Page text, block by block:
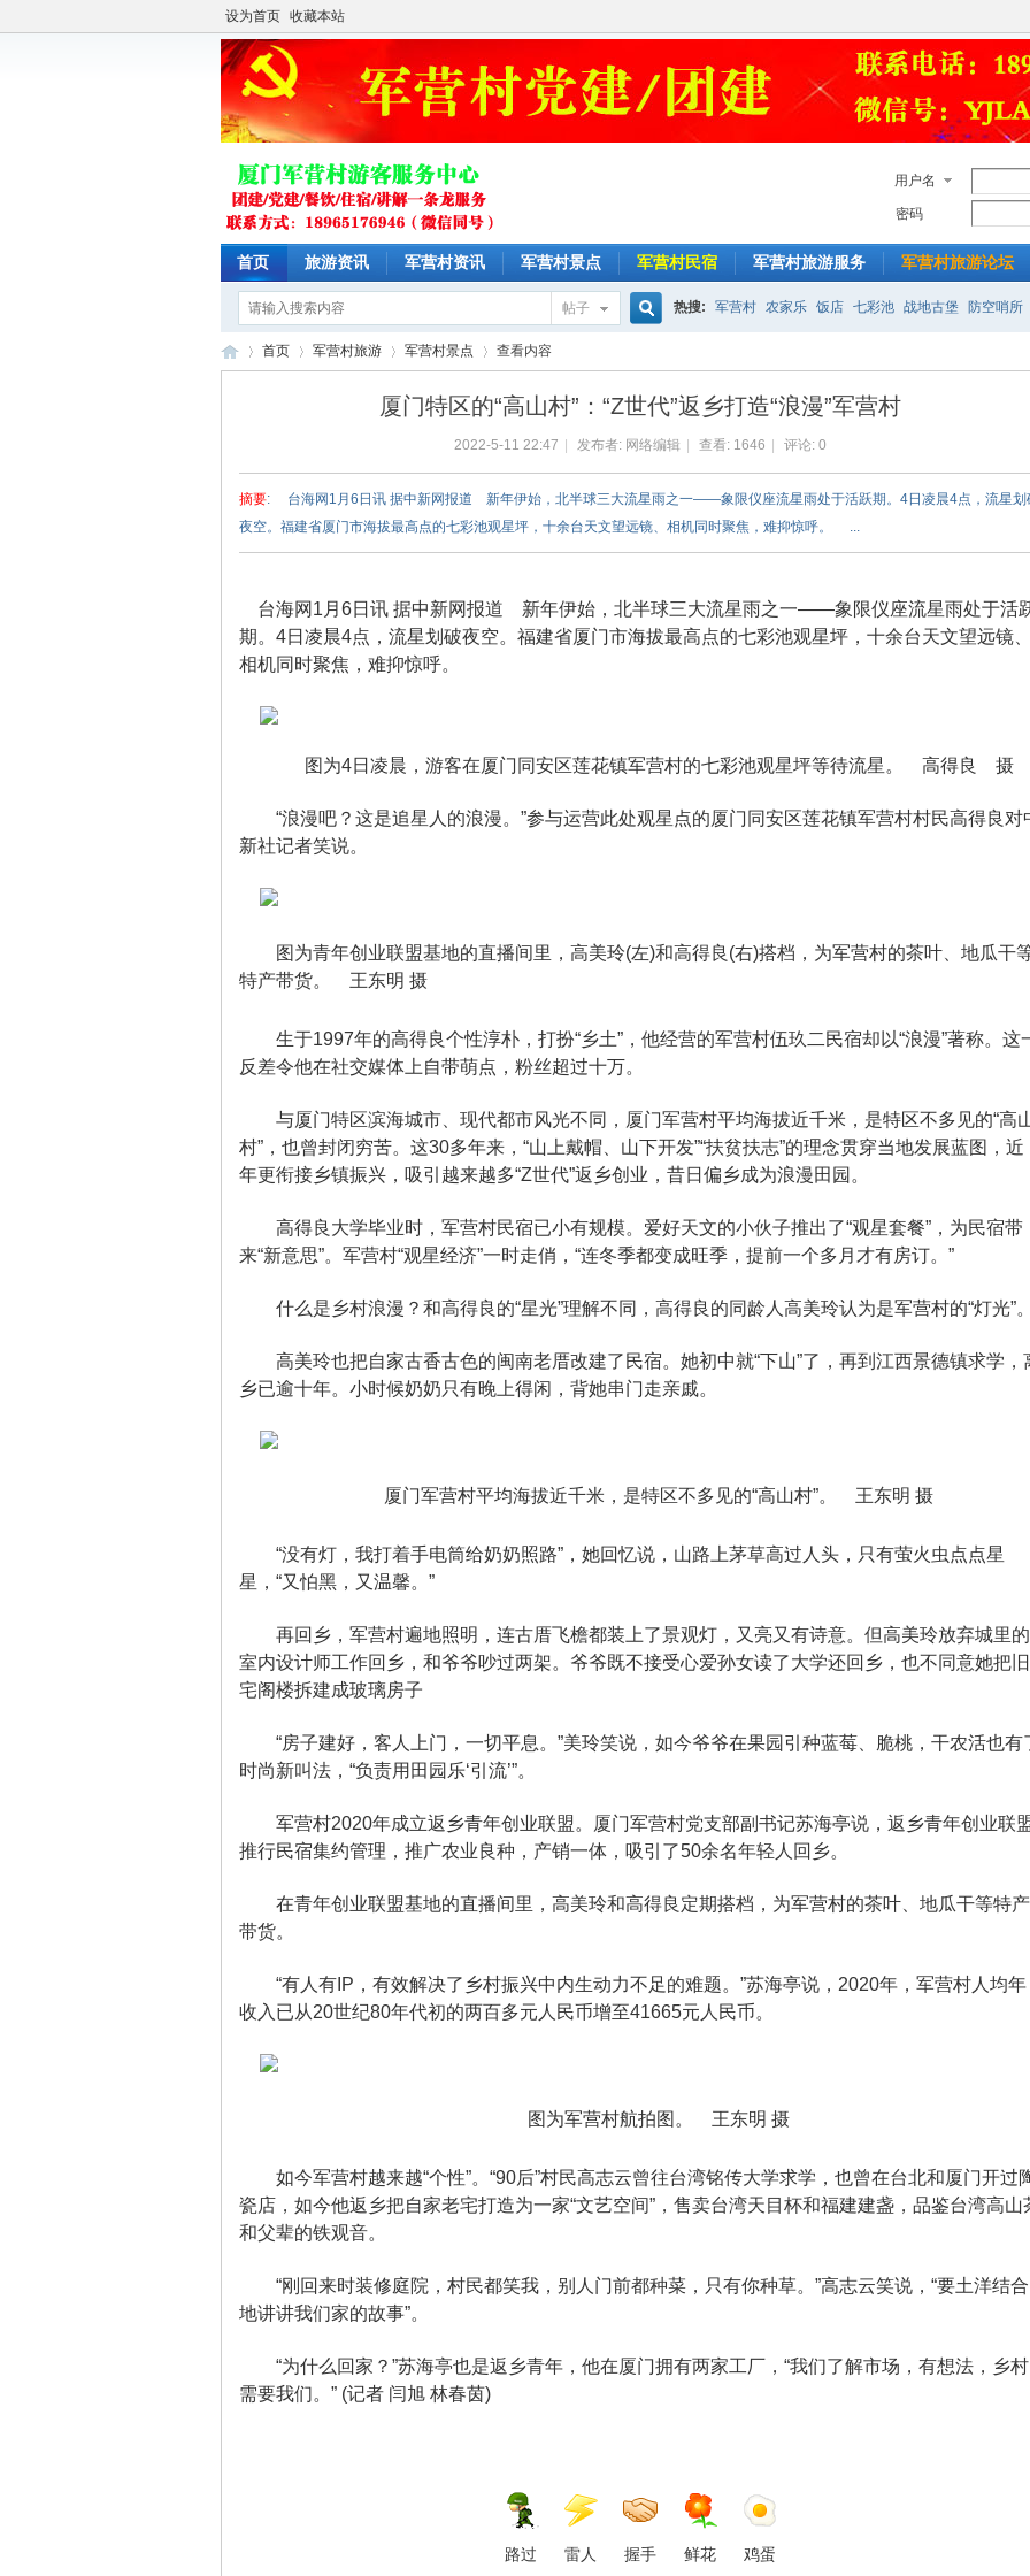
设为首页 收藏本站
用户名
密码
首页 旅游资讯 军营村资讯 军营村景点 军营村民宿 军营村旅游服务 军营村旅游论坛
帖子
索
热搜: 军营村 农家乐 饭店 七彩池 战地古堡 防空哨所
首页 军营村旅游 军营村景点
›
查看内容
厦门特区的“高山村”：“Z世代”返乡打造“浪漫”军营村
2022-5-11 22:47 发布者: 网络编辑 查看: 1646 评论: 0
摘要: 台海网1月6日讯 据中新网报道 新年伊始，北半球三大流星雨之一——象限仪座流星雨处于活跃期。4日凌晨4点，流星划
夜空。福建省厦门市海拔最高点的七彩池观星坪，十余台天文望远镜、相机同时聚焦，难抑惊呼。 ...
台海网1月6日讯 据中新网报道 新年伊始，北半球三大流星雨之一——象限仪座流星雨处于活
期。4日凌晨4点，流星划破夜空。福建省厦门市海拔最高点的七彩池观星坪，十余台天文望远镜
相机同时聚焦，难抑惊呼。
图为4日凌晨，游客在厦门同安区莲花镇军营村的七彩池观星坪等待流星。 高得良 摄
“浪漫吧？这是追星人的浪漫。”参与运营此处观星点的厦门同安区莲花镇军营村村民高得良对
新社记者笑说。
图为青年创业联盟基地的直播间里，高美玲(左)和高得良(右)搭档，为军营村的茶叶、地瓜干
特产带货。 王东明 摄
生于1997年的高得良个性淳朴，打扮“乡土”，他经营的军营村伍玖二民宿却以“浪漫”著称。这
反差令他在社交媒体上自带萌点，粉丝超过十万。
与厦门特区滨海城市、现代都市风光不同，厦门军营村平均海拔近千米，是特区不多见的“高
村”，也曾封闭穷苦。这30多年来，“山上戴帽、山下开发”“扶贫扶志”的理念贯穿当地发展蓝图，近
年更衔接乡镇振兴，吸引越来越多“Z世代”返乡创业，昔日偏乡成为浪漫田园。
高得良大学毕业时，军营村民宿已小有规模。爱好天文的小伙子推出了“观星套餐”，为民宿带
来“新意思”。军营村“观星经济”一时走俏，“连冬季都变成旺季，提前一个多月才有房订。”
什么是乡村浪漫？和高得良的“星光”理解不同，高得良的同龄人高美玲认为是军营村的“灯光”
高美玲也把自家古香古色的闽南老厝改建了民宿。她初中就“下山”了，再到江西景德镇求学，
乡已逾十年。小时候奶奶只有晚上得闲，背她串门走亲戚。
厦门军营村平均海拔近千米，是特区不多见的“高山村”。 王东明 摄
“没有灯，我打着手电筒给奶奶照路”，她回忆说，山路上茅草高过人头，只有萤火虫点点星
星，“又怕黑，又温馨。”
再回乡，军营村遍地照明，连古厝飞檐都装上了景观灯，又亮又有诗意。但高美玲放弃城里的
室内设计师工作回乡，和爷爷吵过两架。爷爷既不接受心爱孙女读了大学还回乡，也不同意她把旧
宅阁楼拆建成玻璃房子
“房子建好，客人上门，一切平息。”美玲笑说，如今爷爷在果园引种蓝莓、脆桃，干农活也有
时尚新叫法，“负责用田园乐‘引流’”。
军营村2020年成立返乡青年创业联盟。厦门军营村党支部副书记苏海亭说，返乡青年创业联
推行民宿集约管理，推广农业良种，产销一体，吸引了50余名年轻人回乡。
在青年创业联盟基地的直播间里，高美玲和高得良定期搭档，为军营村的茶叶、地瓜干等特产
带货。
“有人有IP，有效解决了乡村振兴中内生动力不足的难题。”苏海亭说，2020年，军营村人均年
收入已从20世纪80年代初的两百多元人民币增至41665元人民币。
图为军营村航拍图。 王东明 摄
如今军营村越来越“个性”。“90后”村民高志云曾往台湾铭传大学求学，也曾在台北和厦门开过
瓷店，如今他返乡把自家老宅打造为一家“文艺空间”，售卖台湾天目杯和福建建盏，品鉴台湾高山
和父辈的铁观音。
“刚回来时装修庭院，村民都笑我，别人门前都种菜，只有你种草。”高志云笑说，“要土洋结合
地讲讲我们家的故事”。
“为什么回家？”苏海亭也是返乡青年，他在厦门拥有两家工厂，“我们了解市场，有想法，乡村
需要我们。” (记者 闫旭 林春茵)
路过 雷人 握手 鲜花 鸡蛋